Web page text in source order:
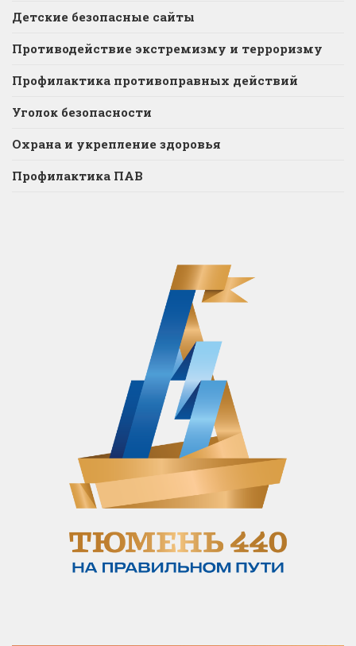
Детские безопасные сайты
Противодействие экстремизму и терроризму
Профилактика противоправных действий
Уголок безопасности
Охрана и укрепление здоровья
Профилактика ПАВ